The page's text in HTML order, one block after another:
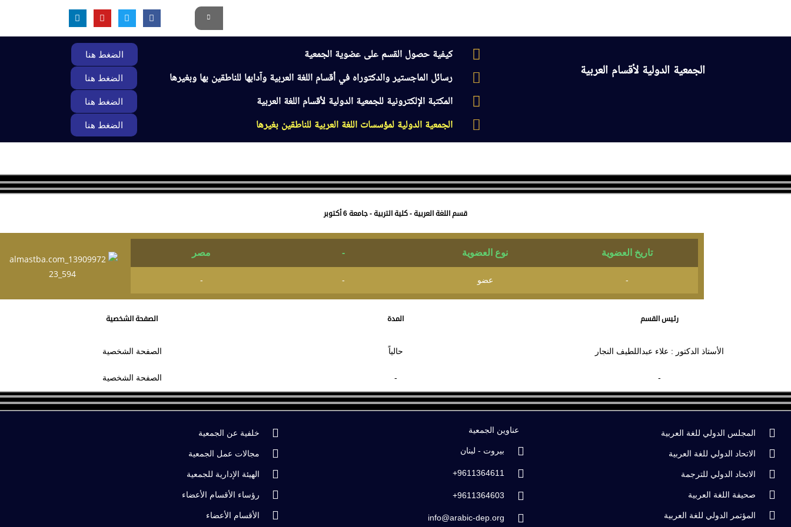
الجمعية الدولية لأقسام العربية
كيفية حصول القسم على عضوية الجمعية الضغط هنا
رسائل الماجستير والدكتوراه في أقسام اللغة العربية وآدابها للناطقين بها وبغيرها الضغط هنا
المكتبة الإلكترونية للجمعية الدولية لأقسام اللغة العربية الضغط هنا
الجمعية الدولية لمؤسسات اللغة العربية للناطقين بغيرها الضغط هنا
قسم اللغة العربية - كلية التربية - جامعة 6 أكتوبر
تاريخ العضوية نوع العضوية - مصر
- عضو -
-
رئيس القسم المدة الصفحة الشخصية
الأستاذ الدكتور : علاء عبداللطيف النجار حالياً الصفحة الشخصية
-
- الصفحة الشخصية
المجلس الدولي للغة العربية
الاتحاد الدولي للغة العربية
الاتحاد الدولي للترجمة
صحيفة اللغة العربية
المؤتمر الدولي للغة العربية
عناوين الجمعية
بيروت - لبنان
9611364611+
9611364603+
info@arabic-dep.org
خلفية عن الجمعية
مجالات عمل الجمعية
الهيئة الإدارية للجمعية
رؤساء الأقسام الأعضاء
الأقسام الأعضاء